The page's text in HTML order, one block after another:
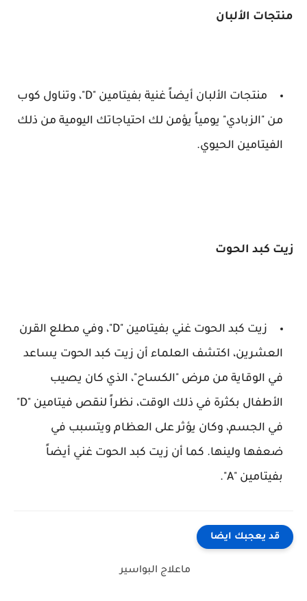
منتجات الألبان
منتجات الألبان أيضاً غنية بفيتامين "D"، وتناول كوب
من "الزبادي" يومياً يؤمن لك احتياجاتك اليومية من ذلك
الفيتامين الحيوي.
زيت كبد الحوت
زيت كبد الحوت غني بفيتامين "D"، وفي مطلع القرن
العشرين، اكتشف العلماء أن زيت كبد الحوت يساعد
في الوقاية من مرض "الكساح"، الذي كان يصيب
الأطفال بكثرة في ذلك الوقت، نظراً لنقص فيتامين "D"
في الجسم، وكان يؤثر على العظام ويتسبب في
ضعفها ولينها. كما أن زيت كبد الحوت غني أيضاً
بفيتامين "A".
قد يعجبك ايضا
ماعلاج البواسير